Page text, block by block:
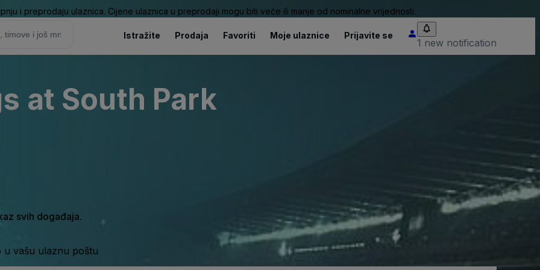
i preprodaju ulaznica. Cijene ulaznica u preprodaji mogu biti veće ili manje od nominalne vrijednosti.
Istražite Prodaja Favoriti Moje ulaznice Prijavite se
1 new notification
at South Park
svih događaja.
u vašu ulaznu poštu